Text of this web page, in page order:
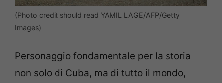
(Photo credit should read YAMIL LAGE/AFP/Getty
Images)
Personaggio fondamentale per la storia
non solo di Cuba, ma di tutto il mondo,